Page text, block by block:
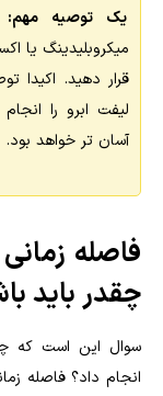
یک توصیه مهم:
میکروبلیدینگ یا
قرار دهید. اکیدا
لیفت ابرو را
آسان تر خواهد بود.
فاصله
چقدر باید
سوال این است که
انجام داد؟ فاصله